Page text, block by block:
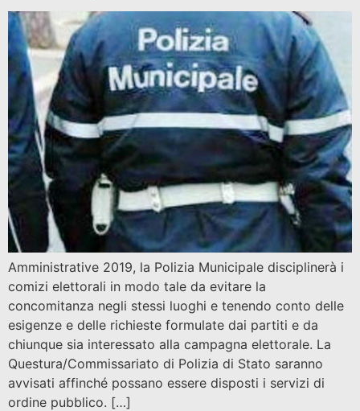
Amministrative 2019, la Polizia Municipale disciplinerà i
comizi elettorali in modo tale da evitare la
concomitanza negli stessi luoghi e tenendo conto delle
esigenze e delle richieste formulate dai partiti e da
chiunque sia interessato alla campagna elettorale. La
Questura/Commissariato di Polizia di Stato saranno
avvisati affinché possano essere disposti i servizi di
ordine pubblico. […]